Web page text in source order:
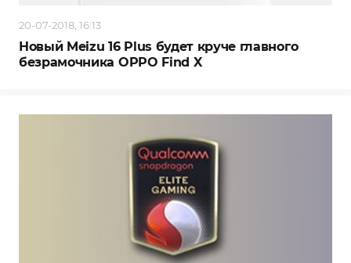
20-07-2018, 16:13
Новый Meizu 16 Plus будет круче главного
безрамочника OPPO Find X